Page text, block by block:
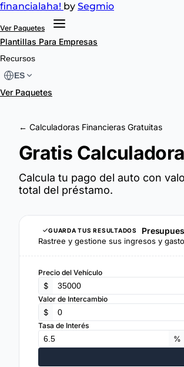
financialaha! by Segmio
Ver Paquetes
Plantillas Para Empresas
Recursos
ES
Ver Paquetes
← Calculadoras Financieras Gratuitas
Gratis
Calcula tu pago del auto con
total del préstamo.
GUARDA TUS RESULTADOS
Rastree y gestione sus ingresos y
Precio del Vehículo
$
Valor de Intercambio
$
Tasa de Interés
%